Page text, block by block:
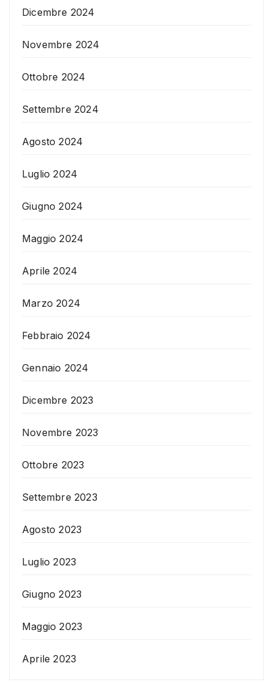
Dicembre 2024
Novembre 2024
Ottobre 2024
Settembre 2024
Agosto 2024
Luglio 2024
Giugno 2024
Maggio 2024
Aprile 2024
Marzo 2024
Febbraio 2024
Gennaio 2024
Dicembre 2023
Novembre 2023
Ottobre 2023
Settembre 2023
Agosto 2023
Luglio 2023
Giugno 2023
Maggio 2023
Aprile 2023